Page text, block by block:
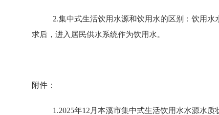
2.集中式生活饮用水源和饮用水的区别：饮用
求后，进入居民供水系统作为饮用水。
附件：
1.2025年12月本溪市集中式生活饮用水水源水质